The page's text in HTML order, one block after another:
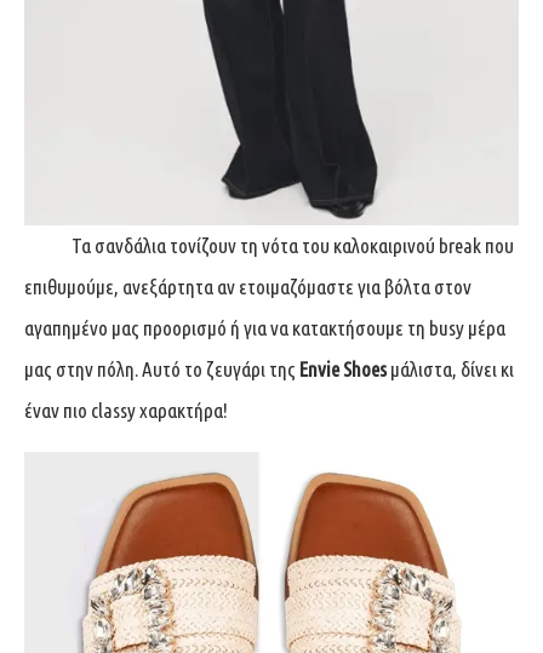
Τα σανδάλια τονίζουν τη νότα του καλοκαιρινού break που
επιθυμούμε, ανεξάρτητα αν ετοιμαζόμαστε για βόλτα στον
αγαπημένο μας προορισμό ή για να κατακτήσουμε τη busy μέρα
μας στην πόλη. Αυτό το ζευγάρι της Envie Shoes μάλιστα, δίνει κι
έναν πιο classy χαρακτήρα!